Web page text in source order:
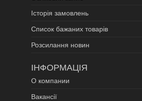
Історія замовлень
Список бажаних товарів
Розсилання новин
ІНФОРМАЦІЯ
О компании
Вакансії